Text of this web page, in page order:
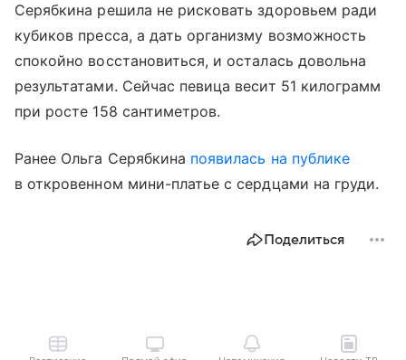
Серябкина решила не рисковать здоровьем ради
кубиков пресса, а дать организму возможность
спокойно восстановиться, и осталась довольна
результатами. Сейчас певица весит 51 килограмм
при росте 158 сантиметров.
Ранее Ольга Серябкина появилась на публике
в откровенном мини-платье с сердцами на груди.
Поделиться